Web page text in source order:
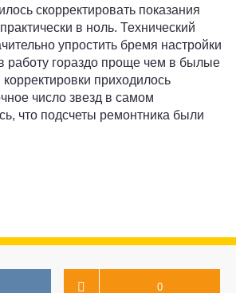
скорректировать показания
практически в ноль. Технический
упростить бремя настройки
работу гораздо проще чем в былые
приходилось
число звезд в самом
что подсчеты ремонтника были
0